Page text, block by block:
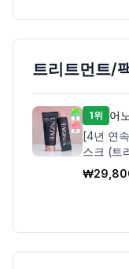
트리트먼트/
1위
어
[4년 연
스크 (트
₩